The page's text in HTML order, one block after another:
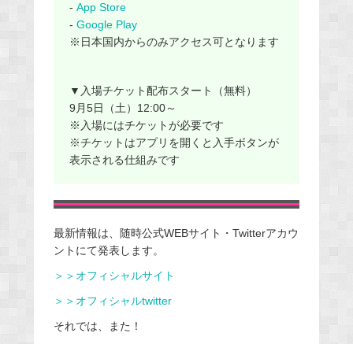
- App Store
- Google Play
※日本国内からのみアクセス可となります
▼入場チケット配布スタート（無料）
9月5日（土）12:00～
※入場にはチケットが必要です
※チケットはアプリを開くと入手ボタンが
表示される仕組みです
最新情報は、随時公式WEBサイト・Twitterアカウ
ントにて発表します。
＞＞オフィシャルサイト
＞＞ オフィシャルtwitter
それでは、また！